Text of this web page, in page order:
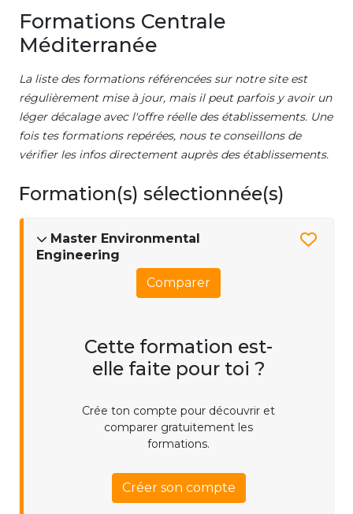
Formations Centrale
Méditerranée
La liste des formations référencées sur notre site est
régulièrement mise à jour, mais il peut parfois y avoir un
léger décalage avec l'offre réelle des établissements. Une
fois tes formations repérées, nous te conseillons de
vérifier les infos directement auprès des établissements.
Formation(s) sélectionnée(s)
Master Environmental
Engineering
Comparer
Cette formation est-
elle faite pour toi ?
Crée ton compte pour découvrir et
comparer gratuitement les
formations.
Créer son compte